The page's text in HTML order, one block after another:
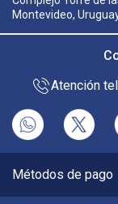
Montevideo,
Atención
Métodos de pago